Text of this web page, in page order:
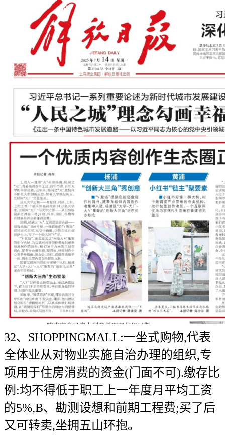
32、SHOPPINGMALL:一坐式购物,代表
全体业从对物业实施自治办理的组织,专
项用于住房消费的资金(门面不可).缴存比
例:均不得低于职工上一年度月平均工资
的5%,B、勘测设想和前期工程费;买了后
又可转卖,坐拥五山环抱。